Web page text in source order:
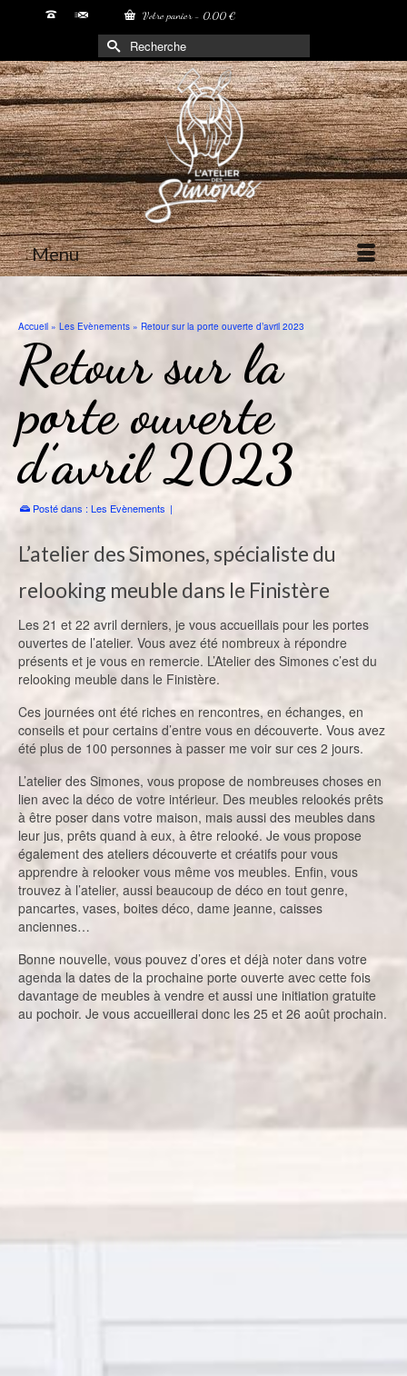
Votre panier- 0,00 €
Rechercher :
Menu
Accueil » Les Evènements » Retour sur la porte ouverte d’avril 2023
Retour sur la
porte ouverte
d’avril 2023
Posté dans : Les Evènements |
L’atelier des Simones, spécialiste du
relooking meuble dans le Finistère
Les 21 et 22 avril derniers, je vous accueillais pour les portes
ouvertes de l’atelier. Vous avez été nombreux à répondre
présents et je vous en remercie. L’Atelier des Simones c’est du
relooking meuble dans le Finistère.
Ces journées ont été riches en rencontres, en échanges, en
conseils et pour certains d’entre vous en découverte. Vous avez
été plus de 100 personnes à passer me voir sur ces 2 jours.
L’atelier des Simones, vous propose de nombreuses choses en
lien avec la déco de votre intérieur. Des meubles relookés prêts
à être poser dans votre maison, mais aussi des meubles dans
leur jus, prêts quand à eux, à être relooké. Je vous propose
également des ateliers découverte et créatifs pour vous
apprendre à relooker vous même vos meubles. Enfin, vous
trouvez à l’atelier, aussi beaucoup de déco en tout genre,
pancartes, vases, boites déco, dame jeanne, caisses
anciennes…
Bonne nouvelle, vous pouvez d’ores et déjà noter dans votre
agenda la dates de la prochaine porte ouverte avec cette fois
davantage de meubles à vendre et aussi une initiation gratuite
au pochoir. Je vous accueillerai donc les 25 et 26 août prochain.